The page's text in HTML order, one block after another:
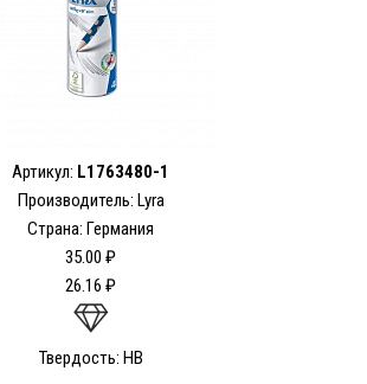
Артикул: L1763480-1
Производитель: Lyra
Страна: Германия
35.00 ₽
26.16 ₽
Твердость: HB